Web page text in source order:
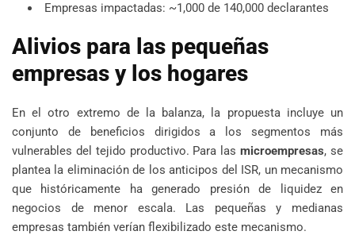
Empresas impactadas: ~1,000 de 140,000 declarantes
Alivios para las pequeñas
empresas y los hogares
En el otro extremo de la balanza, la propuesta incluye un
conjunto de beneficios dirigidos a los segmentos más
vulnerables del tejido productivo. Para lasmicroempresas, se
plantea la eliminación de los anticipos del ISR, un mecanismo
que históricamente ha generado presión de liquidez en
negocios de menor escala. Las pequeñas y medianas
empresas también verían flexibilizado este mecanismo.